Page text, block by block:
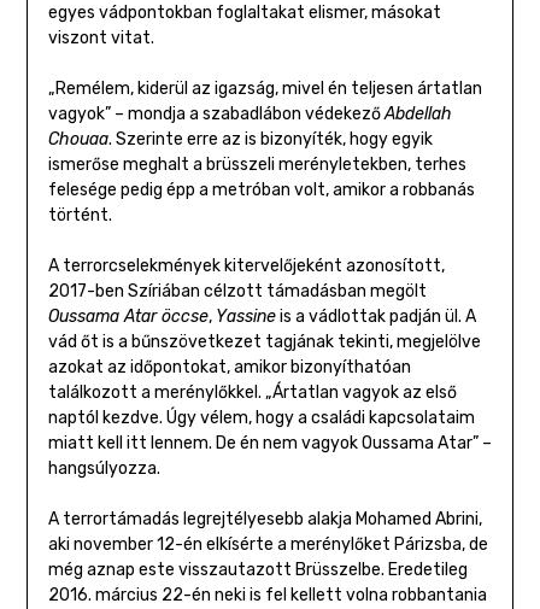
egyes vádpontokban foglaltakat elismer, másokat
viszont vitat.
„Remélem, kiderül az igazság, mivel én teljesen ártatlan
vagyok” – mondja a szabadlábon védekezőAbdellah
Chouaa. Szerinte erre az is bizonyíték, hogy egyik
ismerőse meghalt a brüsszeli merényletekben, terhes
felesége pedig épp a metróban volt, amikor a robbanás
történt.
A terrorcselekmények kitervelőjeként azonosított,
2017-ben Szíriában célzott támadásban megölt
Oussama Atar öccse, Yassineis a vádlottak padján ül. A
vád őt is a bűnszövetkezet tagjának tekinti, megjelölve
azokat az időpontokat, amikor bizonyíthatóan
találkozott a merénylőkkel. „Ártatlan vagyok az első
naptól kezdve. Úgy vélem, hogy a családi kapcsolataim
miatt kell itt lennem. De én nem vagyok Oussama Atar” –
hangsúlyozza.
A terrortámadás legrejtélyesebb alakja Mohamed Abrini,
aki november 12-én elkísérte a merénylőket Párizsba, de
még aznap este visszautazott Brüsszelbe. Eredetileg
2016. március 22-én neki is fel kellett volna robbantania